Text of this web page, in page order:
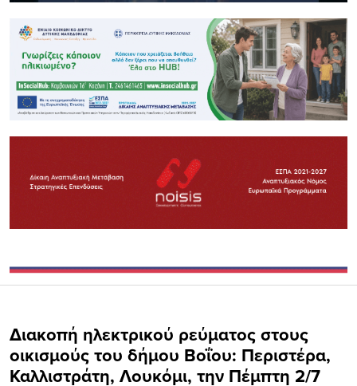
Διακοπή ηλεκτρικού ρεύματος στους
οικισμούς του δήμου Βοΐου: Περιστέρα,
Καλλιστράτη, Λουκόμι, την Πέμπτη 2/7